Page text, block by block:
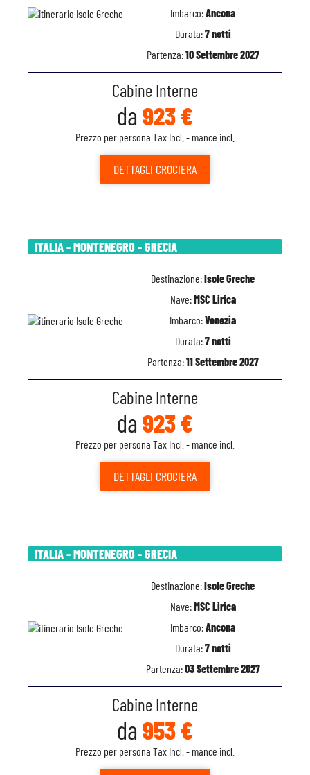
Imbarco:Ancona
Durata:7 notti
Partenza:10 Settembre 2027
Cabine Interne
da 923 €
Prezzo per persona Tax Incl. - mance incl.
DETTAGLI CROCIERA
ITALIA - MONTENEGRO - GRECIA
Destinazione:Isole Greche
Nave:MSC Lirica
Imbarco:Venezia
Durata:7 notti
Partenza:11 Settembre 2027
Cabine Interne
da 923 €
Prezzo per persona Tax Incl. - mance incl.
DETTAGLI CROCIERA
ITALIA - MONTENEGRO - GRECIA
Destinazione:Isole Greche
Nave:MSC Lirica
Imbarco:Ancona
Durata:7 notti
Partenza:03 Settembre 2027
Cabine Interne
da 953 €
Prezzo per persona Tax Incl. - mance incl.